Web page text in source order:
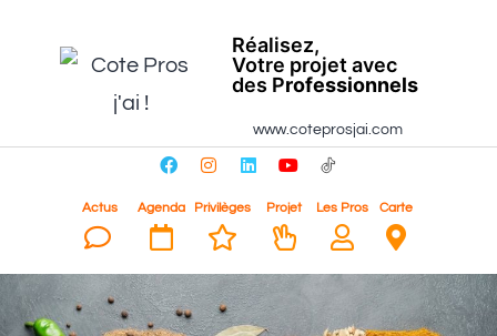
Réalisez,
Votre projet avec
des Professionnels
www.coteprosjai.com
Actus Agenda Privilèges Projet Les Pros Carte